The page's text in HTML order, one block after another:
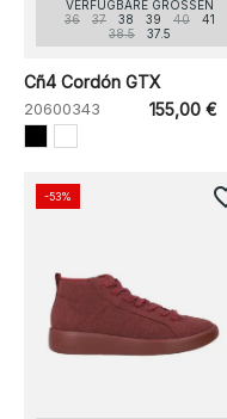
VERFÜGBARE GRÖSSEN
36
37 38 39 40
41
38.5
37.5
Cñ4 Cordón GTX
20600343 155,00 €
-53%